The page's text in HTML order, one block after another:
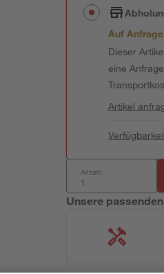
Auf
Dieser
eine
Artikel
Anzahl:
Unsere